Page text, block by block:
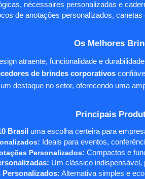
nécessaires personalizadas e
de anotações personalizados,
Os Melhores
atraente, funcionalidade e
de brindes corporativos
destaque no setor, oferecendo uma
Principais
Brasil uma escolha certeira para
: Ideais para eventos,
Personalizados: Compactos e
Um clássico indispensável,
Personalizados: Alternativa simples e